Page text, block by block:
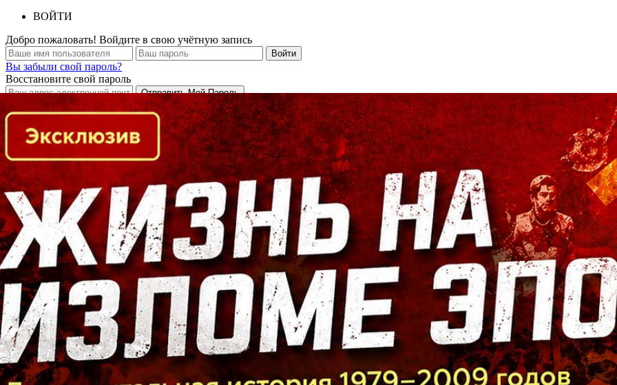
ВОЙТИ
Добро пожаловать! Войдите в свою учётную запись
Вы забыли свой пароль?
Восстановите свой пароль
Кто есть кто в Байкальском регионе